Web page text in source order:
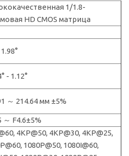
1/1.8-
HD CMOS матрица
- 1.12°
～ 214.64 мм ±5%
～ F4.6±5%
4KP@50, 4KP@30, 4KP@25,
1080P@50, 1080I@60,